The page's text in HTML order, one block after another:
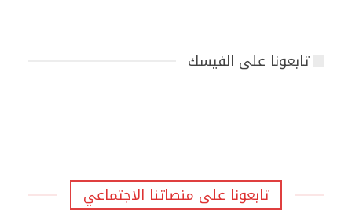
تابعونا على الفيسك
تابعونا على منصاتنا الاجتماعي